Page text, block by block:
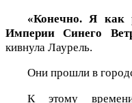
«Конечно. Я как
Империи Синего
кивнула Лаурель.
Они прошли в
К этому